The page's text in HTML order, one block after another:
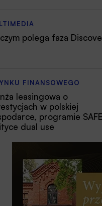
polega faza
FINANSOWEGO
leasingowa o
w polskiej
programie
dual use